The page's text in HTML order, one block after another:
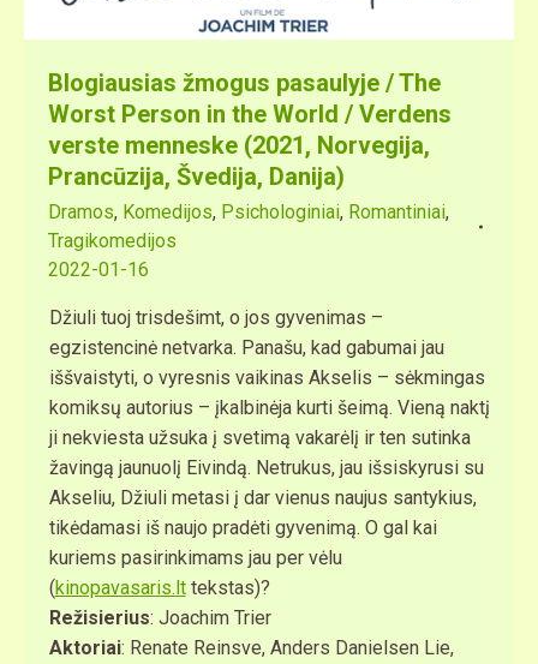
Blogiausias žmogus pasaulyje / The
Worst Person in the World / Verdens
verste menneske (2021, Norvegija,
Prancūzija, Švedija, Danija)
Dramos, Komedijos, Psichologiniai, Romantiniai,
Tragikomedijos
2022-01-16
Džiuli tuoj trisdešimt, o jos gyvenimas –
egzistencinė netvarka. Panašu, kad gabumai jau
iššvaistyti, o vyresnis vaikinas Akselis – sėkmingas
komiksų autorius – įkalbinėja kurti šeimą. Vieną naktį
ji nekviesta užsuka į svetimą vakarėlį ir ten sutinka
žavingą jaunuolį Eivindą. Netrukus, jau išsiskyrusi su
Akseliu, Džiuli metasi į dar vienus naujus santykius,
tikėdamasi iš naujo pradėti gyvenimą. O gal kai
kuriems pasirinkimams jau per vėlu
(kinopavasaris.lttekstas)?
Režisierius: Joachim Trier
Aktoriai: Renate Reinsve, Anders Danielsen Lie,